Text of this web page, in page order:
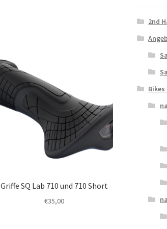
Griffe SQ Lab 710 und 710 Short
€35,00
2nd
Bikes